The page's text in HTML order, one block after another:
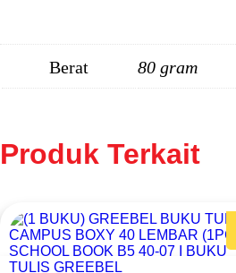
Berat 80 gram
Produk Terkait